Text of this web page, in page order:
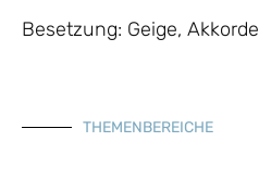
Besetzung: Geige,
THEMENBEREICHE